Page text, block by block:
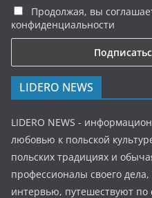
Продолжая, вы
конфиденциальности
LIDERO NEWS
LIDERO NEWS -
любовью к польской
польских традициях и
профессионалы своего
интервью, путешествуют